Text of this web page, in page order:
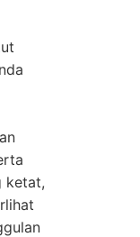
ketat,